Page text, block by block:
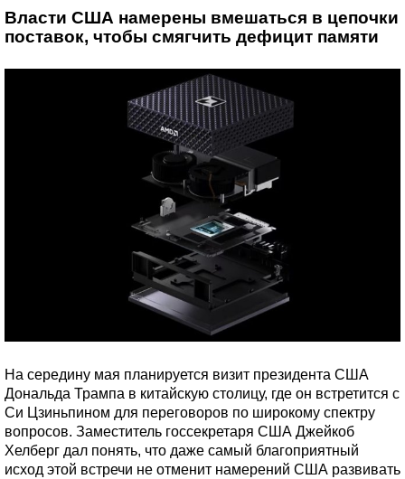
Власти США намерены вмешаться в цепочки
поставок, чтобы смягчить дефицит памяти
На середину мая планируется визит президента США
Дональда Трампа в китайскую столицу, где он встретится с
Си Цзиньпином для переговоров по широкому спектру
вопросов. Заместитель госсекретаря США Джейкоб
Хелберг дал понять, что даже самый благоприятный
исход этой встречи не отменит намерений США развивать